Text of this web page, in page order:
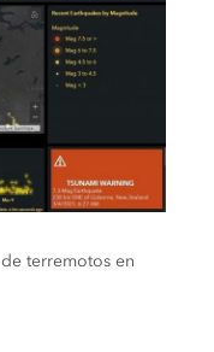
terremotos en